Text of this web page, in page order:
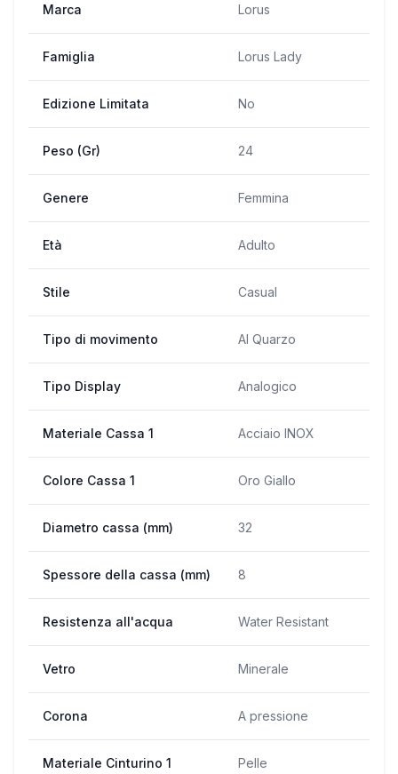
Marca Lorus
Famiglia Lorus Lady
Edizione Limitata No
Peso (Gr) 24
Genere Femmina
Età Adulto
Stile Casual
Tipo di movimento Al Quarzo
Tipo Display Analogico
Materiale Cassa 1 Acciaio INOX
Colore Cassa 1 Oro Giallo
Diametro cassa (mm) 32
Spessore della cassa (mm) 8
Resistenza all'acqua Water Resistant
Vetro Minerale
Corona A pressione
Materiale Cinturino 1 Pelle